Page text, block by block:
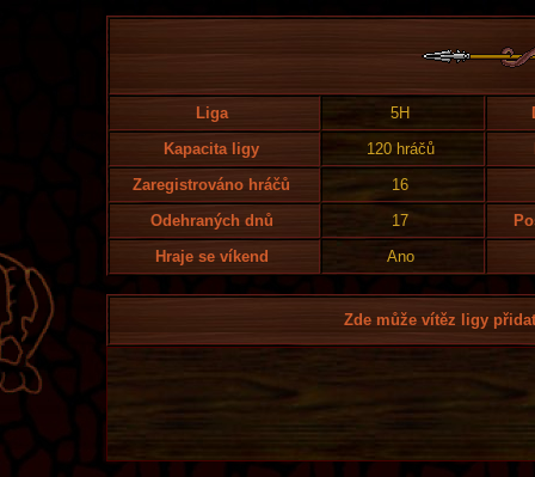
Liga 5H
Kapacita ligy
120 hráčů
Zaregistrováno hráčů
16
Odehraných dnů
17
Hraje se víkend
Ano
Zde může vítěz ligy